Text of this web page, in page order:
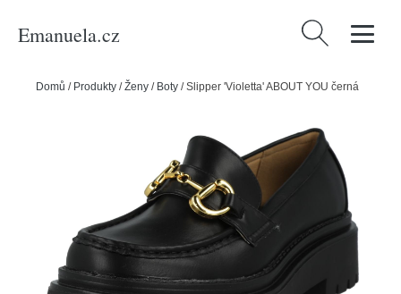
Emanuela.cz Vyhledávání
Domů / Produkty /Ženy / Boty /Slipper 'Violetta' ABOUT YOU černá